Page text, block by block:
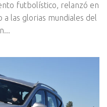
futbolístico, relanzó en
las glorias mundiales del